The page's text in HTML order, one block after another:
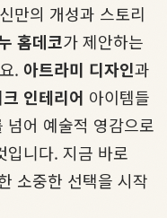
만의 개성과 스토리
홈데코가 제안하는
. 아트라미 디자인과
인테리어 아이템들
넘어 예술적 영감으로
입니다. 지금 바로
소중한 선택을 시작